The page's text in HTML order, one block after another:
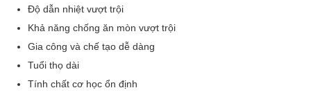
Độ dẫn nhiệt vượt trội
Khả năng chống ăn mòn vượt trội
Gia công và chế tạo dễ dàng
Tuổi thọ dài
Tính chất cơ học ổn định